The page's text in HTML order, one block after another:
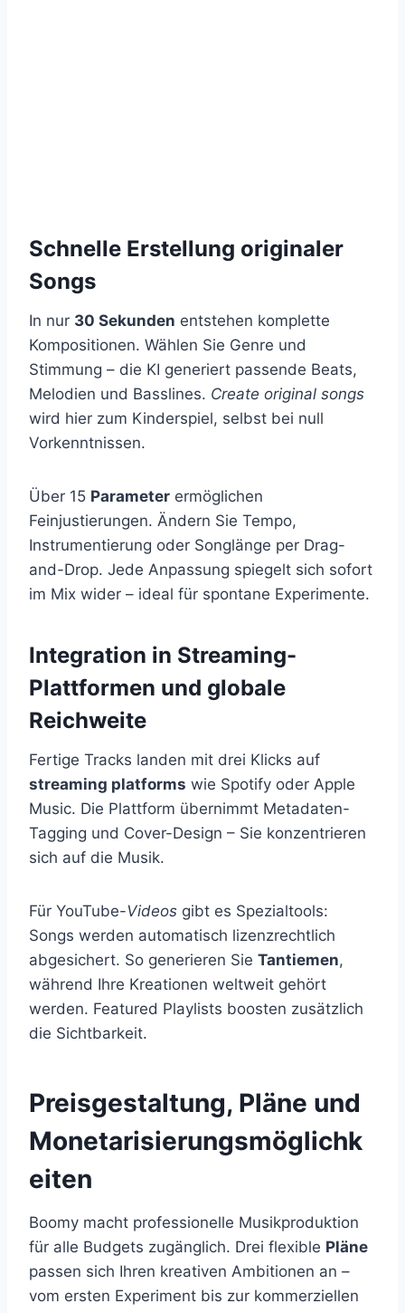
Schnelle Erstellung originaler
Songs
In nur 30 Sekunden entstehen komplette
Kompositionen. Wählen Sie Genre und
Stimmung – die KI generiert passende Beats,
Melodien und Basslines. Create original songs
wird hier zum Kinderspiel, selbst bei null
Vorkenntnissen.
Über 15 Parameter ermöglichen
Feinjustierungen. Ändern Sie Tempo,
Instrumentierung oder Songlänge per Drag-
and-Drop. Jede Anpassung spiegelt sich sofort
im Mix wider – ideal für spontane Experimente.
Integration in Streaming-
Plattformen und globale
Reichweite
Fertige Tracks landen mit drei Klicks auf
streaming platforms wie Spotify oder Apple
Music. Die Plattform übernimmt Metadaten-
Tagging und Cover-Design – Sie konzentrieren
sich auf die Musik.
Für YouTube-Videos gibt es Spezialtools:
Songs werden automatisch lizenzrechtlich
abgesichert. So generieren Sie Tantiemen,
während Ihre Kreationen weltweit gehört
werden. Featured Playlists boosten zusätzlich
die Sichtbarkeit.
Preisgestaltung, Pläne und
Monetarisierungsmöglichk
eiten
Boomy macht professionelle Musikproduktion
für alle Budgets zugänglich. Drei flexible Pläne
passen sich Ihren kreativen Ambitionen an –
vom ersten Experiment bis zur kommerziellen